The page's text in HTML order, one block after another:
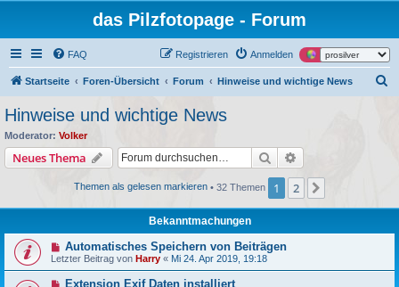
das Pilzfotopage - Forum
FAQ Anmelden
Registrieren
Startseite Foren-Übersicht Forum Hinweise und wichtige News
Hinweise und wichtige News
Moderator: Volker
Neues Thema Suche
Themen als gelesen markieren • 32 Themen 1 2
Bekanntmachungen
Automatisches Speichern von Beiträgen
Letzter Beitrag von Harry « Mi 24. Apr 2019, 19:18
Extension Exif Daten installiert